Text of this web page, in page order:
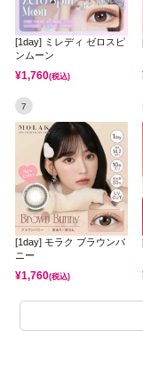
[1day] ミレディ ゼロスピ
ンムーン
¥1,760(税込)
7
[1day] モラク ブラウンバ
ニー
¥1,760(税込)